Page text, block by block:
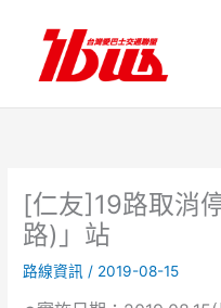
內
[仁友]19路取消
路)」站
路線資訊 / 2019-08-15